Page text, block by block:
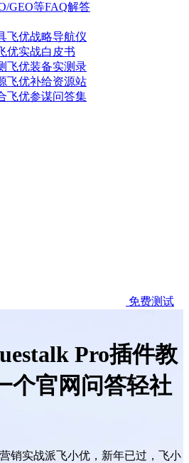
GEO等FAQ解答
飞优战略导航仪
优实战白皮书
飞优装备实测录
飞优补给资源站
飞优参谋问答集
免费测试
Pro插件教
个官网问答轻社
销实战派飞小优，新年已过，飞小